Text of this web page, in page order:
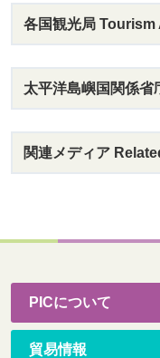
各国観光局
太平洋島嶼国関係
関連メディア
PICについて
貿易情報